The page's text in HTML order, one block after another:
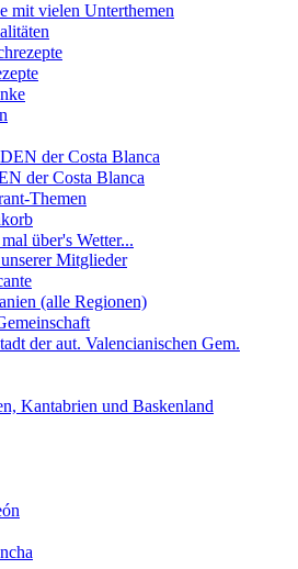
mit vielen Unterthemen
der Costa Blanca
der Costa Blanca
Themen
über's Wetter...
Mitglieder
(alle Regionen)
der aut. Valencianischen Gem.
Kantabrien und Baskenland